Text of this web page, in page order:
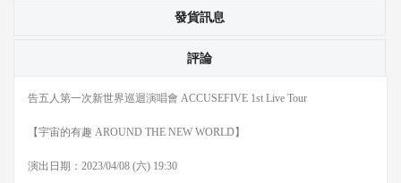
發貨訊息
評論
告五人第一次新世界巡迴演唱會 ACCUSEFIVE 1st Live Tour
【宇宙的有趣 AROUND THE NEW WORLD】
演出日期：2023/04/08 (六) 19:30